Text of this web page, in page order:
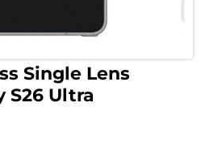
Single Lens
S26 Ultra